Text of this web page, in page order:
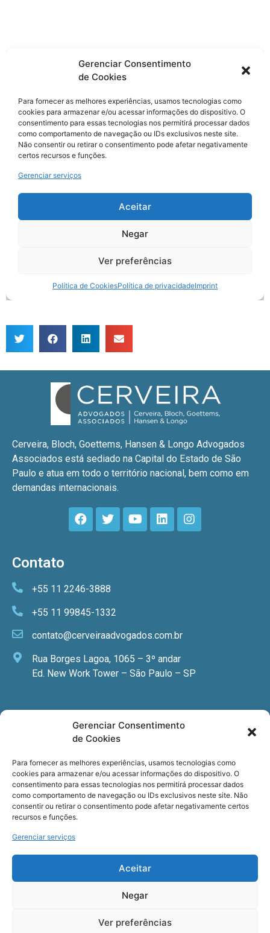
Gerenciar Consentimento
de Cookies
Para fornecer as melhores experiências, usamos tecnologias como
cookies para armazenar e/ou acessar informações do dispositivo. O
consentimento para essas tecnologias nos permitirá processar dados
como comportamento de navegação ou IDs exclusivos neste site. Não
consentir ou retirar o consentimento pode afetar negativamente certos
recursos e funções.
Gerenciar serviços
Aceitar
Negar
Ver preferências
Cerveira, Bloch, Goettems, Hansen & Longo Advogados
Associados está sediado na Capital do Estado de São
Paulo e atua em todo o território nacional, bem como em
demandas internacionais.
Contato
+55 11 2246-3888
+55 11 99845-1332
contato@cerveiraadvogados.com.br
Rua Borges Lagoa, 1065 – 3º andar
Ed. New Work Tower – São Paulo – SP
Newsletter
especializadas, cursos e eventos?
Registre seu email.
Termos de usoe aPolítica de privacidade